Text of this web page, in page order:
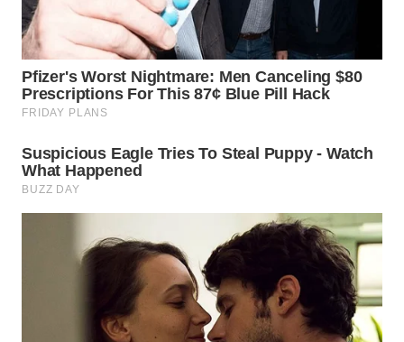
LABUHANBATU
WN
TAPANULI
TENGAH
SERDANG
WN